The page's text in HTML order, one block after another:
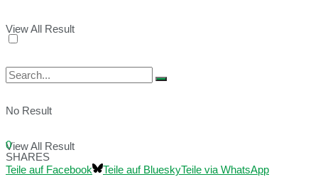
View All Result
No Result
View All Result
0
SHARES
Teile auf Facebook
Teile auf BlueskyTeile via WhatsApp